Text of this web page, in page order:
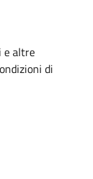
e altre
di